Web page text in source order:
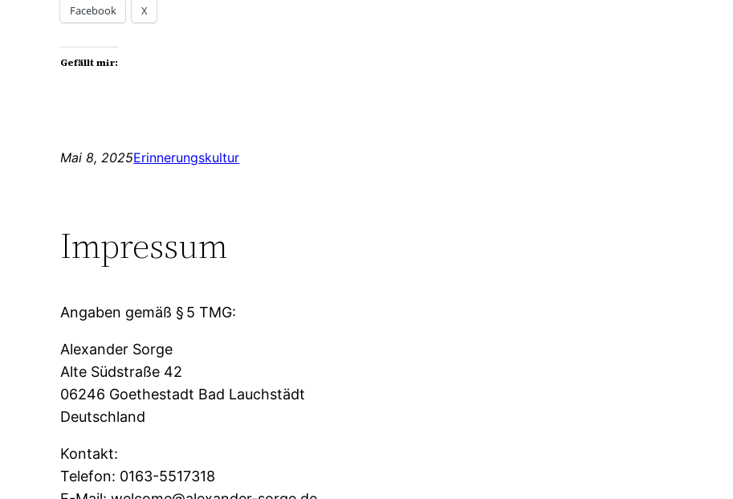
Facebook X
Gefällt mir:
Mai 8, 2025Erinnerungskultur
Impressum
Angaben gemäß § 5 TMG:
Alexander Sorge
Alte Südstraße 42
06246 Goethestadt Bad Lauchstädt
Deutschland
Kontakt:
Telefon: 0163-5517318